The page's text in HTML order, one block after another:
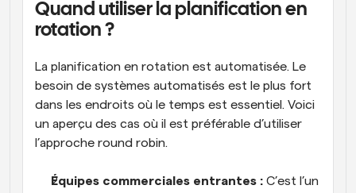
Quand utiliser la planification en
rotation ?
La planification en rotation est automatisée. Le
besoin de systèmes automatisés est le plus fort
dans les endroits où le temps est essentiel. Voici
un aperçu des cas où il est préférable d’utiliser
l’approche round robin.
Équipes commerciales entrantes : C’est l’un